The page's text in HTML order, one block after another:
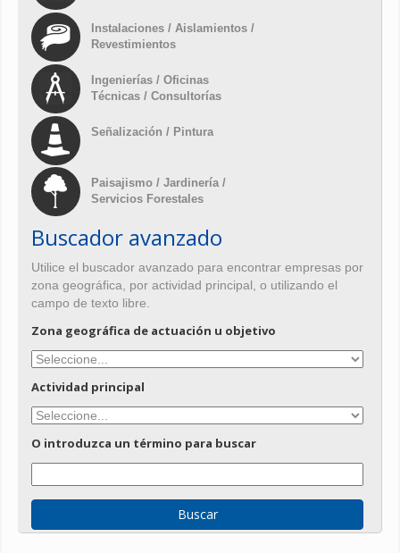
Instalaciones / Aislamientos /
Revestimientos
Ingenierías / Oficinas
Técnicas / Consultorías
Señalización / Pintura
Paisajismo / Jardinería /
Servicios Forestales
Buscador avanzado
Utilice el buscador avanzado para encontrar empresas por
zona geográfica, por actividad principal, o utilizando el
campo de texto libre.
Zona geográfica de actuación u objetivo
Actividad principal
O introduzca un término para buscar